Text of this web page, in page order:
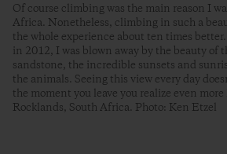
Of course climbing was the main reason I
Africa. Nonetheless, climbing in such a
the whole experience about ten times
in 2012, I was blown away by the beauty of
sandstone, the incredible sunsets and
the animals. Seeing this view every day
the moment you leave you realize even
Rocklands, South Africa. Photo: Ken Etzel